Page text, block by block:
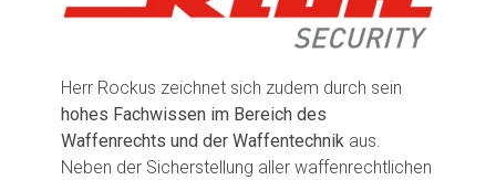
Herr Rockus zeichnet sich zudem durch sein
hohes Fachwissen im Bereich des
Waffenrechts und der Waffentechnik aus.
Neben der Sicherstellung aller waffenrechtlichen